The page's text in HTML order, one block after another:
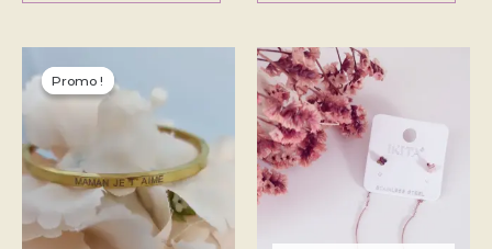
Promo !
Promo !
prix
initial
était :
actuel
est :
10,00 €.
produit
plusieurs
variations.
options